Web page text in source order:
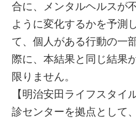
合に、メンタルヘルスが
ように変化するかを予測
て、個人がある行動の一
際に、本結果と同じ結果
限りません。
【明治安田ライフスタイ
診センターを拠点として